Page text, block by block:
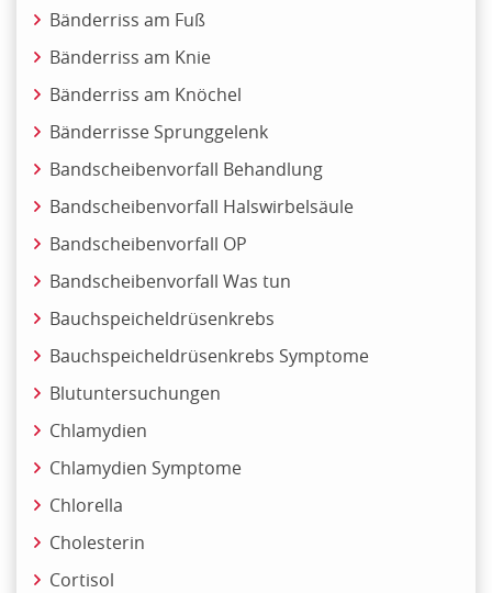
Bänderriss am Fuß
Bänderriss am Knie
Bänderriss am Knöchel
Bänderrisse Sprunggelenk
Bandscheibenvorfall Behandlung
Bandscheibenvorfall Halswirbelsäule
Bandscheibenvorfall OP
Bandscheibenvorfall Was tun
Bauchspeicheldrüsenkrebs
Bauchspeicheldrüsenkrebs Symptome
Blutuntersuchungen
Chlamydien
Chlamydien Symptome
Chlorella
Cholesterin
Cortisol